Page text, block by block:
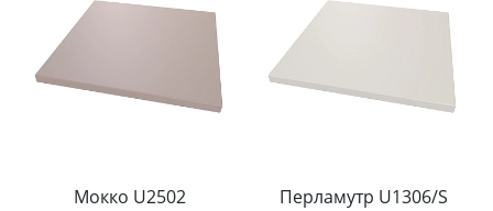
Мокко U2502 Перламутр U1306/S